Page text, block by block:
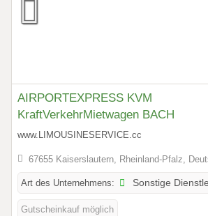
AIRPORTEXPRESS KVM
KraftVerkehrMietwagen BACH
www.LIMOUSINESERVICE.cc
67655 Kaiserslautern, Rheinland-Pfalz,
Art des Unternehmens: Sonstige
Gutscheinkauf möglich